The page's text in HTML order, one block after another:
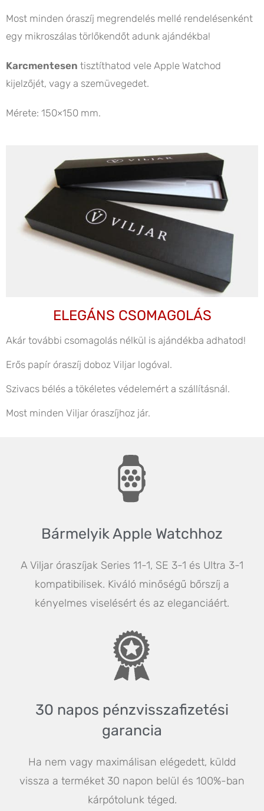
Most minden óraszíj megrendelés mellé rendelésenként
egy mikroszálas törlőkendőt adunk ajándékba!
Karcmentesen tisztíthatod vele Apple Watchod
kijelzőjét, vagy a szemüvegedet.
Mérete: 150×150 mm.
ELEGÁNS CSOMAGOLÁS
Akár további csomagolás nélkül is ajándékba adhatod!
Erős papír óraszíj doboz Viljar logóval.
Szivacs bélés a tökéletes védelemért a szállításnál.
Most minden Viljar óraszíjhoz jár.
Bármelyik Apple Watchhoz
A Viljar óraszíjak Series 11-1, SE 3-1 és Ultra 3-1
kompatibilisek. Kiváló minőségű bőrszíj a
kényelmes viselésért és az eleganciáért.
30 napos pénzvisszafizetési
garancia
Ha nem vagy maximálisan elégedett, küldd
vissza a terméket 30 napon belül és 100%-ban
kárpótolunk téged.